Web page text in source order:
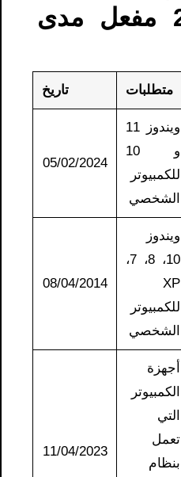
اوفيس 2019 مفعل مدى
متطلبات تاريخ
ويندوز 11
و 10
للكمبيوتر
الشخصي
05/02/2024
ويندوز
10، 8، 7،
XP
للكمبيوتر
الشخصي
08/04/2014
أجهزة
الكمبيوتر
التي
تعمل
بنظام
11/04/2023